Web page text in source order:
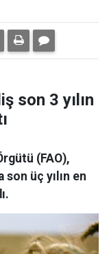
son 3 yılın
(FAO),
son üç yılın en